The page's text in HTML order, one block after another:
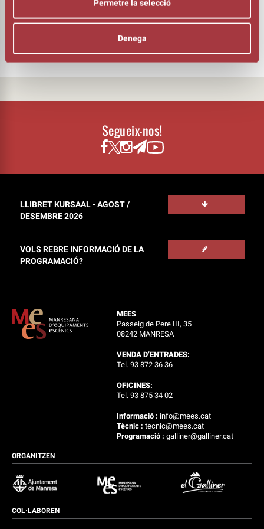
Permetre la selecció
Denega
Segueix-nos!
LLIBRET KURSAAL - AGOST /
DESEMBRE 2026
VOLS REBRE INFORMACIÓ DE LA
PROGRAMACIÓ?
MEES
Passeig de Pere III, 35
08242 MANRESA
VENDA D’ENTRADES:
Tel. 93 872 36 36
OFICINES:
Tel. 93 875 34 02
Informació : info@mees.cat
Tècnic :tecnic@mees.cat
Programació :galliner@galliner.cat
ORGANITZEN
COL·LABOREN